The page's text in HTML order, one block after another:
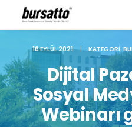
16 EYLÜL 2021 | KATEGORI:
Dijital
Sosyal
Webinarı